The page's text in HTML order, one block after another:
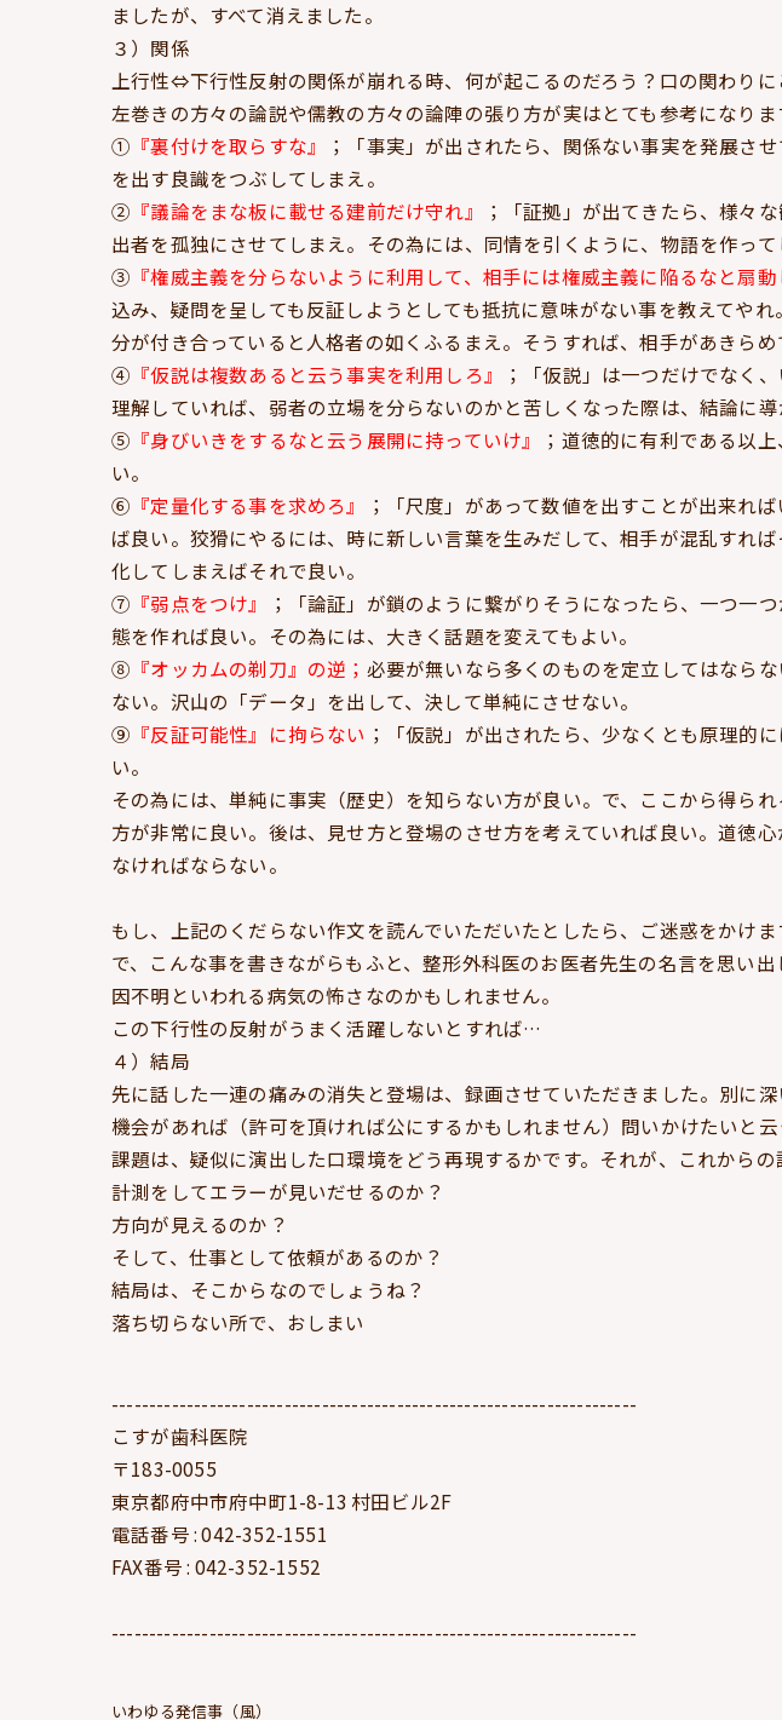
ましたが、すべて消えました。
３）関係
上行性⇔下行性反射の関係が崩れる時、何が起こるのだろう？口の関わり
左巻きの方々の論説や儒教の方々の論陣の張り方が実はとても参考になりま
① 『裏付けを取らすな』
；「事実」が出されたら、関係ない事実を発展さ
を出す良識をつぶしてしまえ。
② 『議論をまな板に載せる建前だけ守れ』
；「証拠」が出てきたら、様々
出者を孤独にさせてしまえ。その為には、同情を引くように、物語を作っ
③ 『権威主義を分らないように利用して、相手には権威主義に陥るなと扇動
込み、疑問を呈しても反証しようとしても抵抗に意味がない事を教えてや
分が付き合っていると人格者の如くふるまえ。そうすれば、相手があきらめ
④ 『仮説は複数あると云う事実を利用しろ』
；「仮説」は一つだけでなく
理解していれば、弱者の立場を分らないのかと苦しくなった際は、結論に
⑤ 『身びいきをするなと云う展開に持っていけ』
；道徳的に有利である以
い。
⑥ 『定量化する事を求めろ』
；「尺度」があって数値を出すことが出来れ
ば良い。狡猾にやるには、時に新しい言葉を生みだして、相手が混乱すれ
化してしまえばそれで良い。
⑦ 『弱点をつけ』
；「論証」が鎖のように繋がりそうになったら、一つ一
態を作れば良い。その為には、大きく話題を変えてもよい。
⑧ 『オッカムの剃刀』の逆； 必要が無いなら多くのものを定立してはなら
ない。沢山の「データ」を出して、決して単純にさせない。
⑨ 『反証可能性』に拘らない ；「仮説」が出されたら、少なくとも原理的
い。
その為には、単純に事実（歴史）を知らない方が良い。で、ここから得ら
方が非常に良い。後は、見せ方と登場のさせ方を考えていれば良い。道徳
なければならない。
もし、上記のくだらない作文を読んでいただいたとしたら、ご迷惑をかけ
で、こんな事を書きながらもふと、整形外科医のお医者先生の名言を思い
因不明といわれる病気の怖さなのかもしれません。
この下行性の反射がうまく活躍しないとすれば…
４）結局
先に話した一連の痛みの消失と登場は、録画させていただきました。別に深
機会があれば（許可を頂ければ公にするかもしれません）問いかけたいと云
課題は、疑似に演出した口環境をどう再現するかです。それが、これから
計測をしてエラーが見いだせるのか？
方向が見えるのか？
そして、仕事として依頼があるのか？
結局は、そこからなのでしょうね？
落ち切らない所で、おしまい
----------------------------------------------------------------------
こすが歯科医院
〒183-0055
東京都府中市府中町1-8-13 村田ビル2F
電話番号 : 042-352-1551
FAX番号 : 042-352-1552
----------------------------------------------------------------------
いわゆる発信事（風）